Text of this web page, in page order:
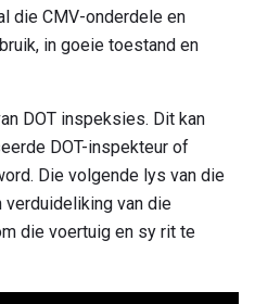
die CMV-onderdele en
in goeie toestand en
DOT inspeksies. Dit kan
DOT-inspekteur of
Die volgende lys van die
van die
die voertuig en sy rit te